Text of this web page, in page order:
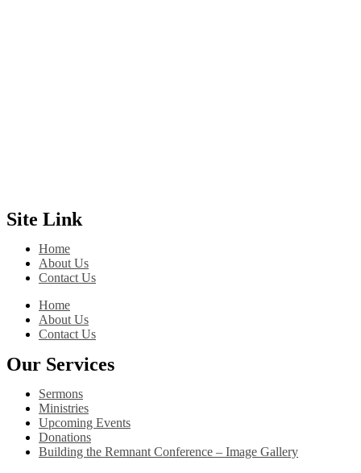
Site Link
Home
About Us
Contact Us
Home
About Us
Contact Us
Our Services
Sermons
Ministries
Upcoming Events
Donations
Building the Remnant Conference – Image Gallery